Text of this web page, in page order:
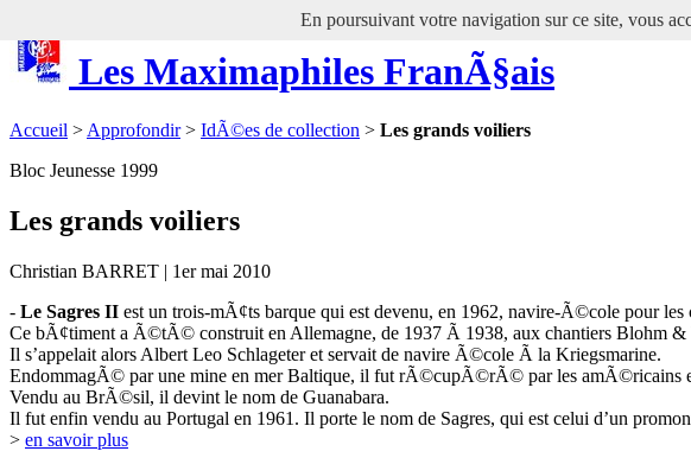
En poursuivant votre navigation sur ce site, vous
Les Maximaphiles FranÃ§ais
Accueil > Approfondir> IdÃ©es de collection > Les grands voiliers
Bloc Jeunesse 1999
Les grands voiliers
Christian BARRET | 1er mai 2010
- Le Sagres II est un trois-mÃ¢ts barque qui est devenu, en 1962, navire-Ã©cole pour les
Ce bÃ¢timent a Ã©tÃ© construit en Allemagne, de 1937 Ã 1938, aux chantiers Blohm &
Il s’appelait alors Albert Leo Schlageter et servait de navire Ã©cole Ã la Kriegsmarine.
EndommagÃ© par une mine en mer Baltique, il fut rÃ©cupÃ©rÃ© par les amÃ©ricains
Vendu au BrÃ©sil, il devint le nom de Guanabara.
Il fut enfin vendu au Portugal en 1961. Il porte le nom de Sagres, qui est celui d’un
> en savoir plus